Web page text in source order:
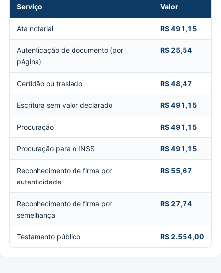
Serviço Valor
Ata notarial R$ 491,15
Autenticação de documento (por
página)
R$ 25,54
Certidão ou traslado R$ 48,47
Escritura sem valor declarado R$ 491,15
Procuração R$ 491,15
Procuração para o INSS R$ 491,15
Reconhecimento de firma por
autenticidade
R$ 55,67
Reconhecimento de firma por
semelhança
R$ 27,74
Testamento público R$ 2.554,00